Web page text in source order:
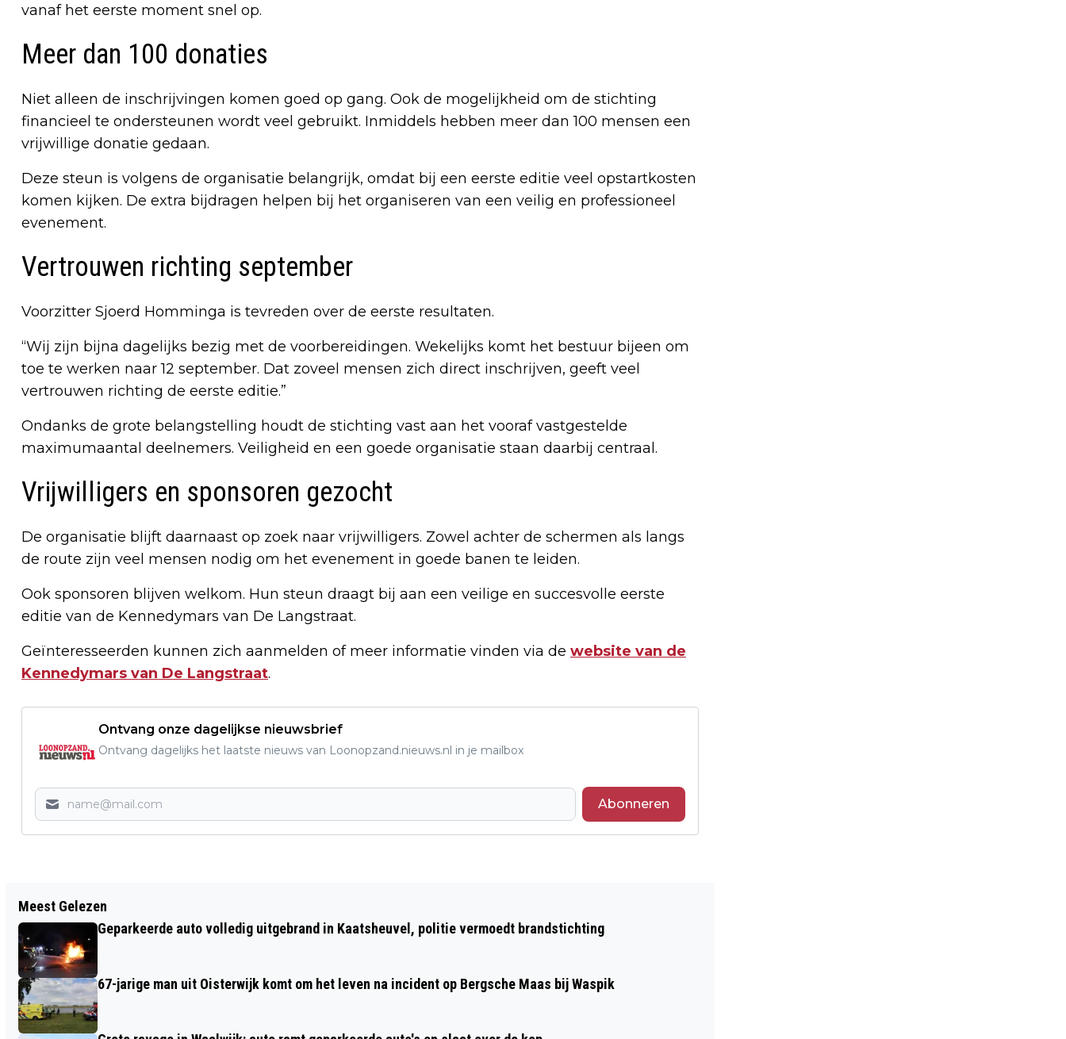
vanaf het eerste moment snel op.
Meer dan 100 donaties
Niet alleen de inschrijvingen komen goed op gang. Ook de mogelijkheid om de stichting
financieel te ondersteunen wordt veel gebruikt. Inmiddels hebben meer dan 100 mensen een
vrijwillige donatie gedaan.
Deze steun is volgens de organisatie belangrijk, omdat bij een eerste editie veel opstartkosten
komen kijken. De extra bijdragen helpen bij het organiseren van een veilig en professioneel
evenement.
Vertrouwen richting september
Voorzitter Sjoerd Homminga is tevreden over de eerste resultaten.
“Wij zijn bijna dagelijks bezig met de voorbereidingen. Wekelijks komt het bestuur bijeen om
toe te werken naar 12 september. Dat zoveel mensen zich direct inschrijven, geeft veel
vertrouwen richting de eerste editie.”
Ondanks de grote belangstelling houdt de stichting vast aan het vooraf vastgestelde
maximumaantal deelnemers. Veiligheid en een goede organisatie staan daarbij centraal.
Vrijwilligers en sponsoren gezocht
De organisatie blijft daarnaast op zoek naar vrijwilligers. Zowel achter de schermen als langs
de route zijn veel mensen nodig om het evenement in goede banen te leiden.
Ook sponsoren blijven welkom. Hun steun draagt bij aan een veilige en succesvolle eerste
editie van de Kennedymars van De Langstraat.
Geïnteresseerden kunnen zich aanmelden of meer informatie vinden via de website van de
Kennedymars van De Langstraat.
Ontvang onze dagelijkse nieuwsbrief
Ontvang dagelijks het laatste nieuws van Loonopzand.nieuws.nl in je mailbox
Abonneren
KNUFFELKONIJN VAN FLYING TIGER
TERUGGEROEPEN NA
VEILIGHEIDSRISICO
TALENT TIJDENS STRAATTHEATER TAV
Meest Gelezen
Geparkeerde auto volledig uitgebrand in Kaatsheuvel, politie vermoedt brandstichting
67-jarige man uit Oisterwijk komt om het leven na incident op Bergsche Maas bij Waspik